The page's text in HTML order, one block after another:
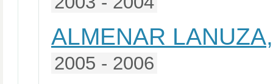
ALMENAR
2005 - 2006